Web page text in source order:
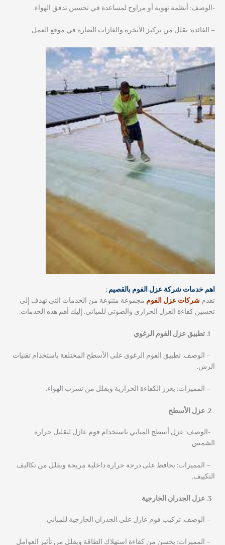
-الوصف: أنظمة تهوية أو مراوح لمساعدة في تحسين تدفق الهواء.
– الفائدة: تقلل من تركيز الأبخرة والغازات الضارة في موقع العمل.
اهم خدمات شركة عزل الفوم بالقصيم :
تقدمشركات عزل الفوم مجموعة متنوعة من الخدمات التي تهدف إلى
تحسين كفاءة العزل الحراري والصوتي للمباني. إليك أهم هذه الخدمات:
تطبيق عزل الفوم الرغوي
– الوصف: تطبيق الفوم الرغوي على الأسطح المختلفة باستخدام تقنيات
الرش.
– المميزات: يعزز الكفاءة الحرارية ويقلل من تسرب الهواء.
عزل الأسطح
-الوصف: عزل أسطح المباني باستخدام فوم عازل لتقليل حرارة
الشمس.
– المميزات: يحافظ على درجة حرارة داخلية مريحة ويقلل من تكاليف
التكييف.
عزل الجدران الخارجية
– الوصف: تركيب فوم عازل على الجدران الخارجية للمباني.
– المميزات: يحسن من كفاءة استهلاك الطاقة ويقلل من تأثير العوامل